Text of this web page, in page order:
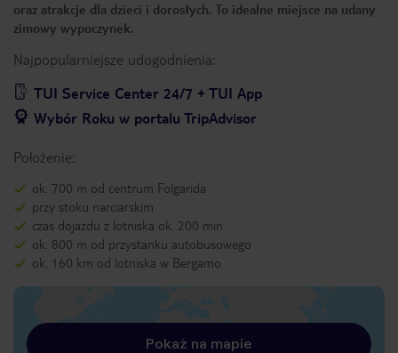
oraz atrakcje dla dzieci i dorosłych. To idealne miejsce na udany
zimowy wypoczynek.
Najpopularniejsze udogodnienia:
TUI Service Center 24/7 + TUI App
Wybór Roku w portalu TripAdvisor
Położenie:
ok. 700 m od centrum Folgarida
przy stoku narciarskim
czas dojazdu z lotniska ok. 200 min
ok. 800 m od przystanku autobusowego
ok. 160 km od lotniska w Bergamo
Pokaż na mapie